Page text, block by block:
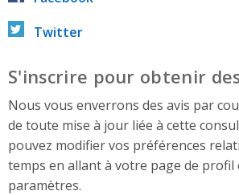
Twitter
S'inscrire pour obtenir
Nous vous enverrons des avis par
de toute mise à jour liée à cette
pouvez modifier vos préférences
temps en allant à votre page de
paramètres.